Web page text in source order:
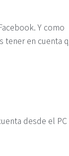
Y como
tener en cuenta
desde el